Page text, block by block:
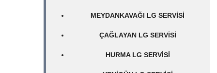
MEYDANKAVAĞI LG SERVISI
ÇAĞLAYAN LG SERVISI
HURMA LG SERVISI